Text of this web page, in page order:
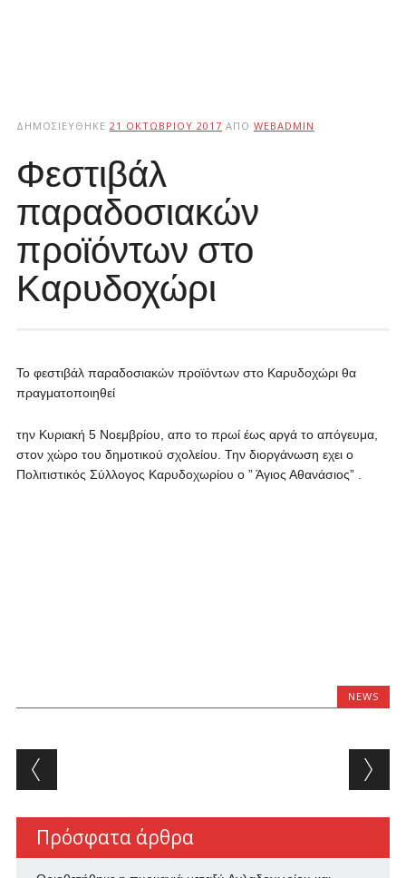
ΔΗΜΟΣΙΕΎΘΗΚΕ 21 ΟΚΤΩΒΡΊΟΥ 2017 ΑΠΌ WEBADMIN
Φεστιβάλ
παραδοσιακών
προϊόντων στο
Καρυδοχώρι
Το φεστιβάλ παραδοσιακών προϊόντων στο Καρυδοχώρι θα
πραγματοποιηθεί
την Κυριακή 5 Νοεμβρίου, απο το πρωί έως αργά το απόγευμα,
στον χώρο του δημοτικού σχολείου. Την διοργάνωση εχει ο
Πολιτιστικός Σύλλογος Καρυδοχωρίου ο ” Άγιος Αθανάσιος” .
NEWS
Post navigation
Πρόσφατα άρθρα